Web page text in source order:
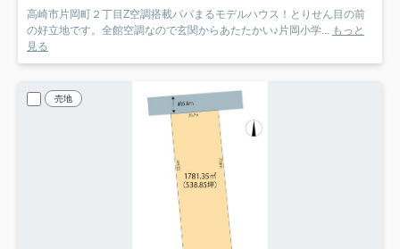
高崎市片岡町２丁目Z空調搭載パパまるモデルハウス！とりせん目の前
の好立地です。全館空調なので玄関からあたたかい♪片岡小学...
もっと
見る
売地